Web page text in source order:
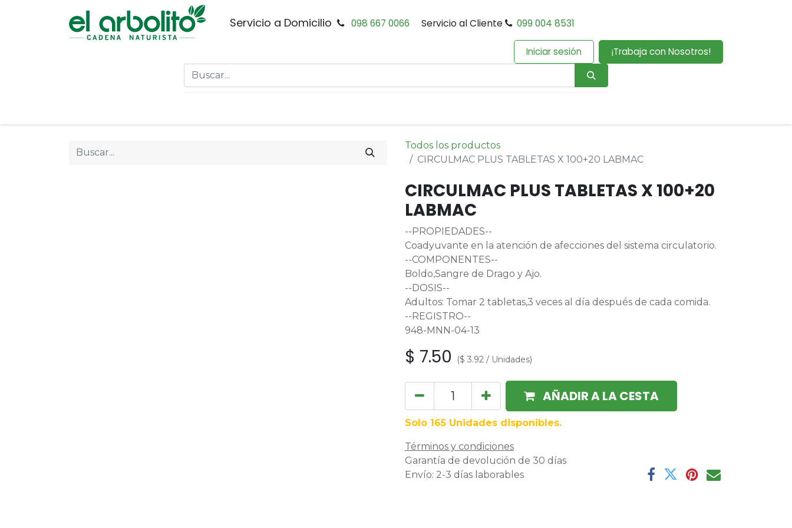
Servicio a Domicilio 098 667 0066 Servicio al Cliente 099 004 8531
Iniciar sesión ¡Trabaja con Nosotros!
Todos los productos
CIRCULMAC PLUS TABLETAS X 100+20 LABMAC
CIRCULMAC PLUS TABLETAS X 100+20
LABMAC
--PROPIEDADES--
Coadyuvante en la atención de afecciones del sistema circulatorio.
--COMPONENTES--
Boldo,Sangre de Drago y Ajo.
--DOSIS--
Adultos: Tomar 2 tabletas,3 veces al día después de cada comida.
--REGISTRO--
948-MNN-04-13
$ 7.50 ($ 3.92 / Unidades)
AÑADIR A LA CESTA
Solo 165 Unidades disponibles.
Términos y condiciones
Garantía de devolución de 30 días
Envío: 2-3 días laborables